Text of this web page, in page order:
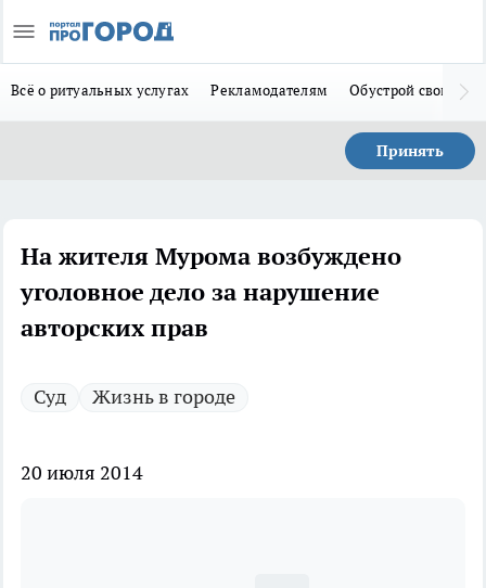
Всё о ритуальных услугах Рекламодателям Обустрой свой дом
Принять
На жителя Мурома возбуждено
уголовное дело за нарушение
авторских прав
Суд Жизнь в городе
20 июля 2014